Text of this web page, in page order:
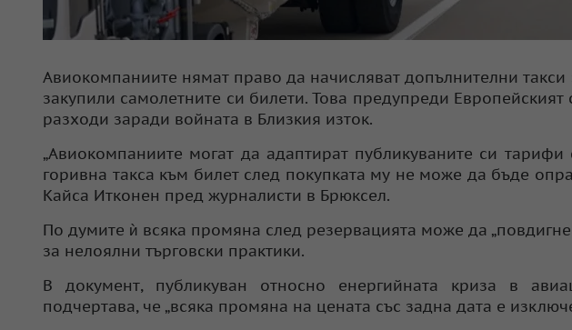
Авиокомпаниите нямат право да начисляват допълнителни такси
закупили самолетните си билети. Това предупреди
разходи заради войната в Близкия изток.
„Авиокомпаниите могат да адаптират публикуваните си
горивна такса към билет след покупката му не може да бъде
Кайса Итконен пред журналисти в Брюксел.
По думите ѝ всяка промяна след резервацията може да
за нелоялни търговски практики.
В документ, публикуван относно енергийната криза в
подчертава, че „всяка промяна на цената със задна дата е